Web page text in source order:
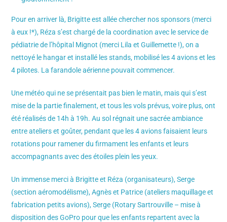
Pour en arriver là, Brigitte est allée chercher nos sponsors (merci
à eux !*), Réza s’est chargé de la coordination avec le service de
pédiatrie de l’hôpital Mignot (merci Lila et Guillemette !), on a
nettoyé le hangar et installé les stands, mobilisé les 4 avions et les
4 pilotes. La farandole aérienne pouvait commencer.
Une météo qui ne se présentait pas bien le matin, mais qui s’est
mise de la partie finalement, et tous les vols prévus, voire plus, ont
été réalisés de 14h à 19h. Au sol régnait une sacrée ambiance
entre ateliers et goûter, pendant que les 4 avions faisaient leurs
rotations pour ramener du firmament les enfants et leurs
accompagnants avec des étoiles plein les yeux.
Un immense merci à Brigitte et Réza (organisateurs), Serge
(section aéromodélisme), Agnès et Patrice (ateliers maquillage et
fabrication petits avions), Serge (Rotary Sartrouville – mise à
disposition des GoPro pour que les enfants repartent avec la